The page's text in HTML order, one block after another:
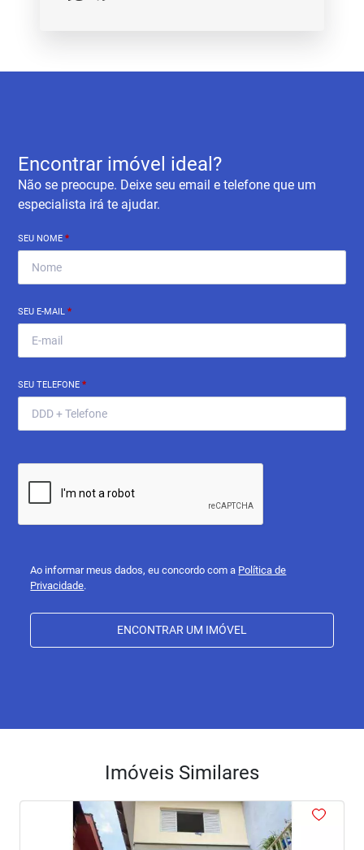
Encontrar imóvel ideal?
Não se preocupe. Deixe seu email e telefone que um
especialista irá te ajudar.
SEU NOME*
SEU E-MAIL*
SEU TELEFONE*
Ao informar meus dados, eu concordo com a Política de
Privacidade.
ENCONTRAR UM IMÓVEL
Imóveis Similares